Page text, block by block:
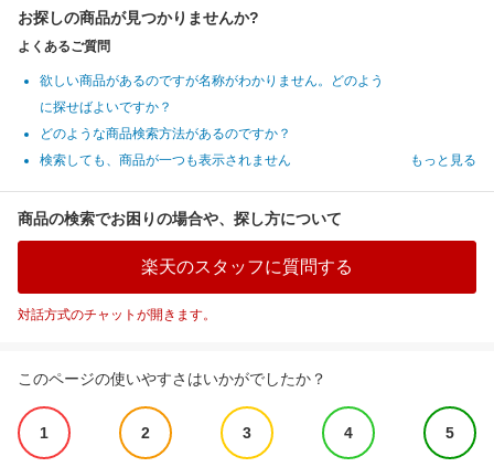
お探しの商品が見つかりませんか?
よくあるご質問
欲しい商品があるのですが名称がわかりません。どのよう
に探せばよいですか？
どのような商品検索方法があるのですか？
検索しても、商品が一つも表示されません
もっと見る
商品の検索でお困りの場合や、探し方について
楽天のスタッフに質問する
対話方式のチャットが開きます。
このページの使いやすさはいかがでしたか？
1 2 3 4 5